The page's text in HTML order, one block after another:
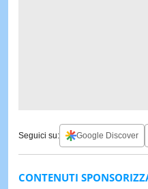
Seguici su: Google Discover